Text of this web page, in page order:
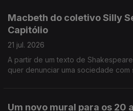
Macbeth do coletivo Silly
Capitólio
21 jul. 2026
A partir de um texto de
quer denunciar uma sociedade
Um novo mural para os 20